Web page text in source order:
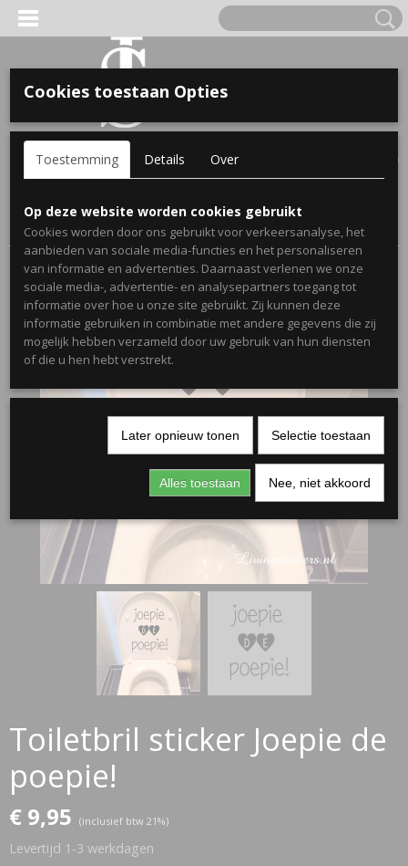
Inloggen Registreren
(0)
Home >Webshop>Stickers>Muurstickers Toilet/Badkamer
Toiletbril sticker Joepie de poepie!
Toiletbril sticker Joepie de
poepie!
€ 9,95 (inclusief btw 21%)
Levertijd 1-3 werkdagen
VOOR KINDEREN
OPA & OMA.
NAAM EN GEBOORTEJAAR
Cookies toestaan Opties
Toestemming Details Over
Op deze website worden cookies gebruikt
Cookies worden door ons gebruikt voor verkeersanalyse, het
aanbieden van sociale media-functies en het personaliseren
van informatie en advertenties. Daarnaast verlenen we onze
sociale media-, advertentie- en analysepartners toegang tot
informatie over hoe u onze site gebruikt. Zij kunnen deze
informatie gebruiken in combinatie met andere gegevens die zij
mogelijk hebben verzameld door uw gebruik van hun diensten
of die u hen hebt verstrekt.
Later opnieuw tonen Selectie toestaan
Alles toestaan Nee, niet akkoord